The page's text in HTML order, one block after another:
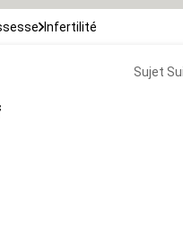
Infertilité
Sujet